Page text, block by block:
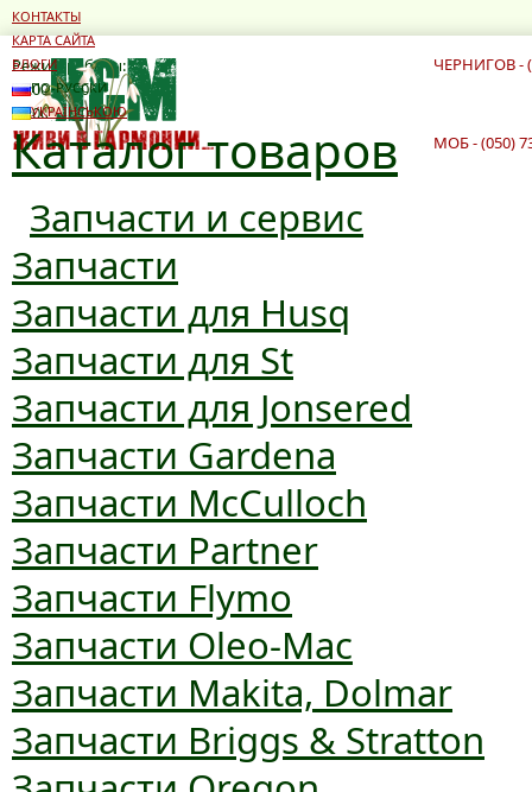
Режим работы:
10:00 - 19:00
10:00 - 16:00
ЧЕРНИГОВ -
Каталог товаров
Запчасти и сервис
Запчасти
Запчасти для Husq
Запчасти для St
Запчасти для Jonsered
Запчасти Gardena
Запчасти McCulloch
Запчасти Partner
Запчасти Flymo
Запчасти Oleo-Mac
Запчасти Makita, Dolmar
Запчасти Briggs & Stratton
МОБ - (050)
КОНТАКТЫ
КАРТА САЙТА
БЛОГИ
ПО-РУССКИ
УКРАЇНСЬКОЮ